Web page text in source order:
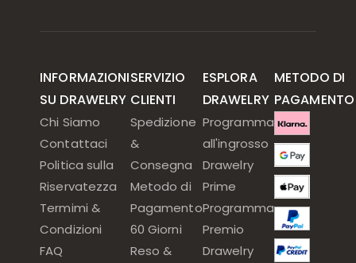
INFORMAZIONI
SU DRAWELRY
Chi Siamo
Contattaci
Politica sulla
Riservatezza
Termimi &
Condizioni
FAQ
SERVIZIO
CLIENTI
Spedizione
&
Consegna
Metodo di
Pagamento
60 Giorni
Reso &
ESPLORA
DRAWELRY
Programma
all'ingrosso
Drawelry
Prime
Programma
Premio
Drawelry
METODO DI
PAGAMENTO